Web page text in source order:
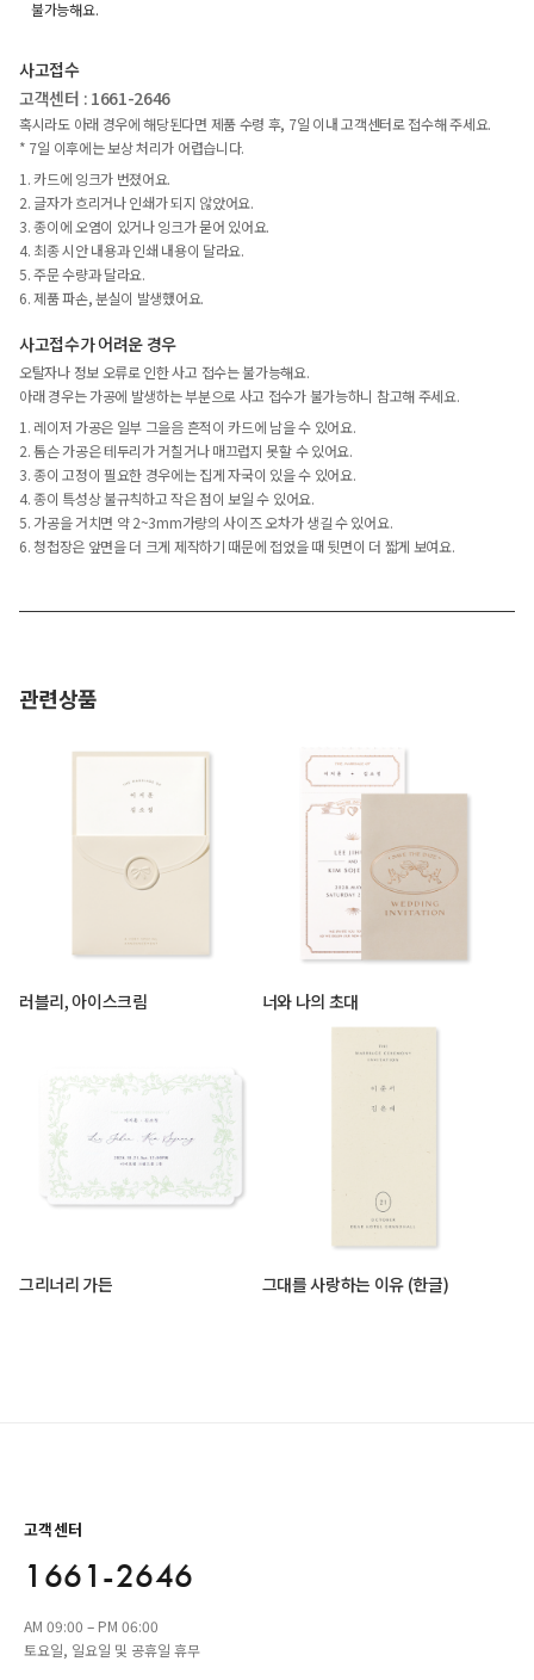
불가능해요.
사고접수
고객센터 : 1661-2646
혹시라도 아래 경우에 해당된다면 제품 수령 후, 7일 이내 고객센터로 접수해 주세요.
* 7일 이후에는 보상 처리가 어렵습니다.
1. 카드에 잉크가 번졌어요.
2. 글자가 흐리거나 인쇄가 되지 않았어요.
3. 종이에 오염이 있거나 잉크가 묻어 있어요.
4. 최종 시안 내용과 인쇄 내용이 달라요.
5. 주문 수량과 달라요.
6. 제품 파손, 분실이 발생했어요.
사고접수가 어려운 경우
오탈자나 정보 오류로 인한 사고 접수는 불가능해요.
아래 경우는 가공에 발생하는 부분으로 사고 접수가 불가능하니 참고해 주세요.
1. 레이저 가공은 일부 그을음 흔적이 카드에 남을 수 있어요.
2. 톰슨 가공은 테두리가 거칠거나 매끄럽지 못할 수 있어요.
3. 종이 고정이 필요한 경우에는 집게 자국이 있을 수 있어요.
4. 종이 특성상 불규칙하고 작은 점이 보일 수 있어요.
5. 가공을 거치면 약 2~3mm가량의 사이즈 오차가 생길 수 있어요.
6. 청첩장은 앞면을 더 크게 제작하기 때문에 접었을 때 뒷면이 더 짧게 보여요.
관련상품
러블리, 아이스크림 너와 나의 초대
그리너리 가든 그대를 사랑하는 이유 (한글)
고객센터
1661-2646
AM 09:00 – PM 06:00
토요일, 일요일 및 공휴일 휴무